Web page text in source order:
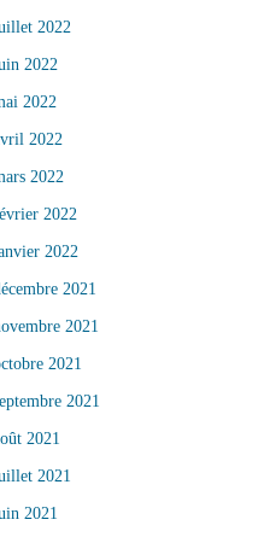
2022
2022
2022
2022
2022
2022
2022
2021
2021
2021
2021
2021
2021
2021